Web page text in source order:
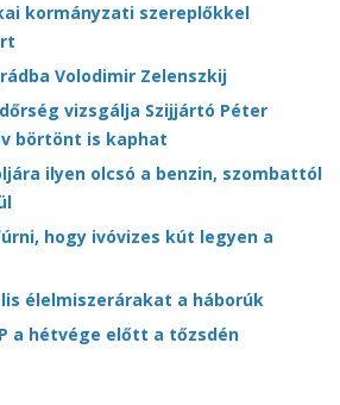
kormányzati szereplőkkel
Volodimir Zelenszkij
vizsgálja Szijjártó Péter
börtönt is kaphat
ilyen olcsó a benzin, szombattól
hogy ivóvizes kút legyen a
élelmiszerárakat a háborúk
a hétvége előtt a tőzsdén